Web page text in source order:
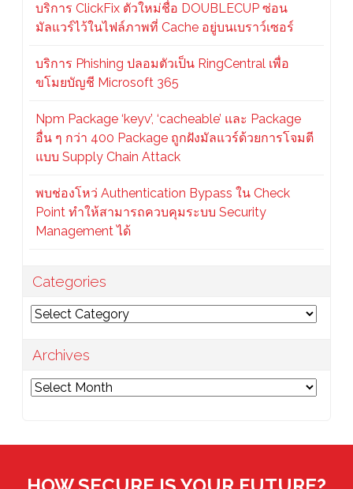
บริการ ClickFix ตัวใหม่ชื่อ DOUBLECUP ซ่อน
มัลแวร์ไว้ในไฟล์ภาพที่ Cache อยู่บนเบราว์เซอร์
บริการ Phishing ปลอมตัวเป็น RingCentral เพื่อ
ขโมยบัญชี Microsoft 365
Npm Package ‘keyv’, ‘cacheable’ และ Package
อื่น ๆ กว่า 400 Package ถูกฝังมัลแวร์ด้วยการโจมตี
แบบ Supply Chain Attack
พบช่องโหว่ Authentication Bypass ใน Check
Point ทำให้สามารถควบคุมระบบ Security
Management ได้
Categories
Categories
Archives
Archives